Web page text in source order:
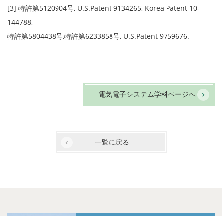
[3] 特許第5120904号, U.S.Patent 9134265, Korea Patent 10-
144788,
特許第5804438号,特許第6233858号, U.S.Patent 9759676.
電気電子システム学科ページへ
一覧に戻る